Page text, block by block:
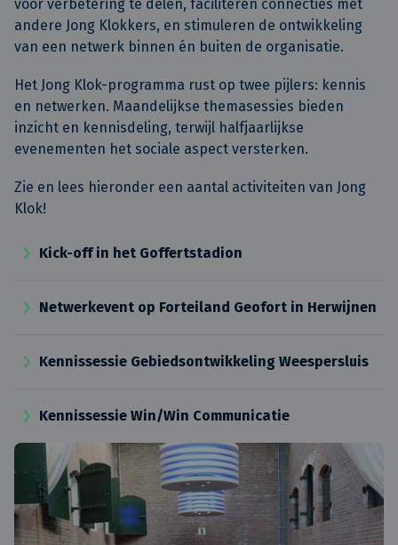
voor verbetering te delen, faciliteren connecties met
andere Jong Klokkers, en stimuleren de ontwikkeling
van een netwerk binnen én buiten de organisatie.
Het Jong Klok-programma rust op twee pijlers: kennis
en netwerken. Maandelijkse themasessies bieden
inzicht en kennisdeling, terwijl halfjaarlijkse
evenementen het sociale aspect versterken.
Zie en lees hieronder een aantal activiteiten van Jong
Klok!
Kick-off in het Goffertstadion
Netwerkevent op Forteiland Geofort in Herwijnen
Kennissessie Gebiedsontwikkeling Weespersluis
Kennissessie Win/Win Communicatie